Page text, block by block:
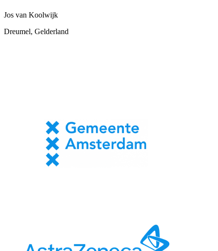
Jos van Koolwijk
Dreumel, Gelderland